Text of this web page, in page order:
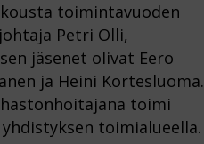
toimintavuoden
Petri Olli,
jäsenet olivat Eero
ja Heini Kortesluoma.
toimi
toimialueella.